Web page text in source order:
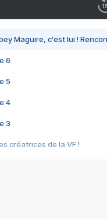
Maguire, c'est lui !
6
5
4
3
créatrices de la VF !